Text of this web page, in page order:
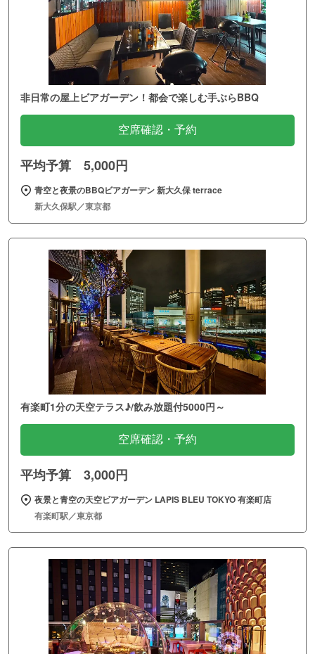
非日常の屋上ビアガーデン！都会で楽しむ手ぶらBBQ
空席確認・予約
平均予算 5,000円
青空と夜景のBBQビアガーデン 新大久保 terrace
新大久保駅／東京都
有楽町1分の天空テラス♪/飲み放題付5000円～
空席確認・予約
平均予算 3,000円
夜景と青空の天空ビアガーデン LAPIS BLEU TOKYO 有楽町店
有楽町駅／東京都